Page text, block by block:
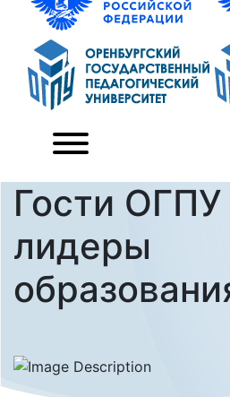
Гости ОГПУ
лидеры